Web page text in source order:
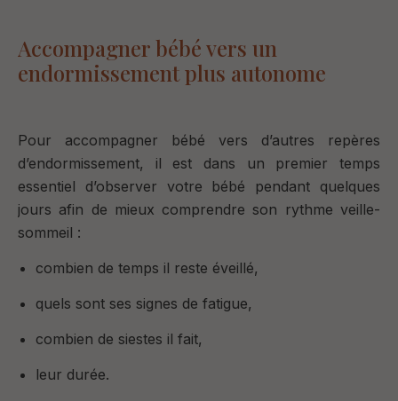
Accompagner bébé vers un
endormissement plus autonome
Pour accompagner bébé vers d’autres repères
d’endormissement, il est dans un premier temps
essentiel d’observer votre bébé pendant quelques
jours afin de mieux comprendre son rythme veille-
sommeil :
combien de temps il reste éveillé,
quels sont ses signes de fatigue,
combien de siestes il fait,
leur durée.